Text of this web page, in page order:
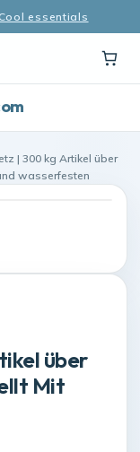
essentials
| 300 kg Artikel über
wasserfesten
über
Mit